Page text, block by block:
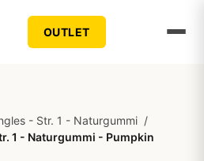
OUTLET
- Str. 1 - Naturgummi /
1 - Naturgummi - Pumpkin